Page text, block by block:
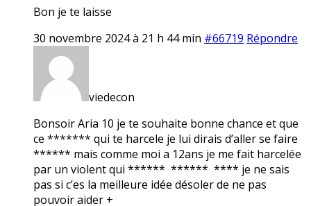
Bon je te laisse
30 novembre 2024 à 21 h 44 min #66719 Répondre
viedecon
Bonsoir Aria 10 je te souhaite bonne chance et que
ce ******* qui te harcele je lui dirais d’aller se faire
****** mais comme moi a 12ans je me fait harcelée
par un violent qui ****** ****** **** je ne sais
pas si c’es la meilleure idée désoler de ne pas
pouvoir aider +